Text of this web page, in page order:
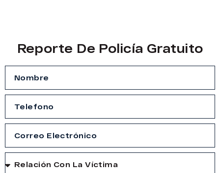
Reporte De Policía Gratuito